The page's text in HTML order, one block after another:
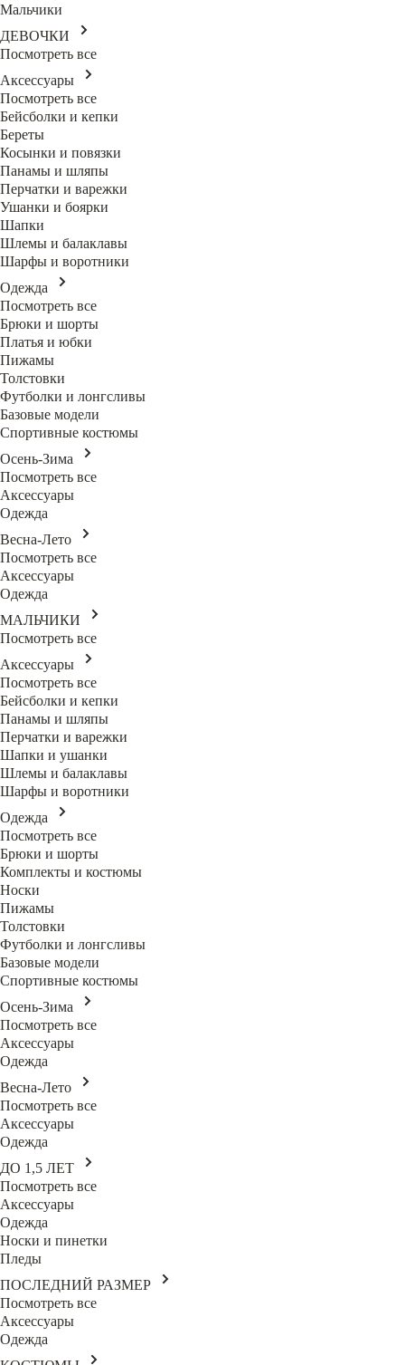
Мальчики
ДЕВОЧКИ
Посмотреть все
Аксессуары
Посмотреть все
Бейсболки и кепки
Береты
Косынки и повязки
Панамы и шляпы
Перчатки и варежки
Ушанки и боярки
Шапки
Шлемы и балаклавы
Шарфы и воротники
Одежда
Посмотреть все
Брюки и шорты
Платья и юбки
Пижамы
Толстовки
Футболки и лонгсливы
Базовые модели
Спортивные костюмы
Осень-Зима
Посмотреть все
Аксессуары
Одежда
Весна-Лето
Посмотреть все
Аксессуары
Одежда
МАЛЬЧИКИ
Посмотреть все
Аксессуары
Посмотреть все
Бейсболки и кепки
Панамы и шляпы
Перчатки и варежки
Шапки и ушанки
Шлемы и балаклавы
Шарфы и воротники
Одежда
Посмотреть все
Брюки и шорты
Комплекты и костюмы
Носки
Пижамы
Толстовки
Футболки и лонгсливы
Базовые модели
Спортивные костюмы
Осень-Зима
Посмотреть все
Аксессуары
Одежда
Весна-Лето
Посмотреть все
Аксессуары
Одежда
ДО 1,5 ЛЕТ
Посмотреть все
Аксессуары
Одежда
Носки и пинетки
Пледы
ПОСЛЕДНИЙ РАЗМЕР
Посмотреть все
Аксессуары
Одежда